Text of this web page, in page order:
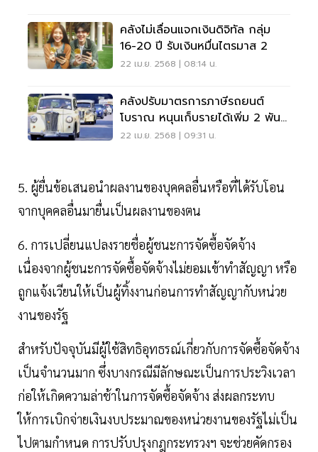
คลังไม่เลื่อนแจกเงินดิจิทัล กลุ่ม
16-20 ปี รับเงินหมื่นไตรมาส 2
22 เม.ย. 2568 | 08:14 น.
คลังปรับมาตรการภาษีรถยนต์
โบราณ หนุนเก็บรายได้เพิ่ม 2 พัน
ล้าน
22 เม.ย. 2568 | 09:31 น.
5. ผู้ยื่นข้อเสนอนำผลงานของบุคคลอื่นหรือที่ได้รับโอน
จากบุคคลอื่นมายื่นเป็นผลงานของตน
6. การเปลี่ยนแปลงรายชื่อผู้ชนะการจัดซื้อจัดจ้าง
เนื่องจากผู้ชนะการจัดซื้อจัดจ้างไม่ยอมเข้าทำสัญญา หรือ
ถูกแจ้งเวียนให้เป็นผู้ทิ้งงานก่อนการทำสัญญากับหน่วย
งานของรัฐ
สำหรับปัจจุบันมีผู้ใช้สิทธิอุทธรณ์เกี่ยวกับการจัดซื้อจัดจ้าง
เป็นจำนวนมาก ซึ่งบางกรณีมีลักษณะเป็นการประวิงเวลา
ก่อให้เกิดความล่าช้าในการจัดซื้อจัดจ้าง ส่งผลกระทบ
ให้การเบิกจ่ายเงินงบประมาณของหน่วยงานของรัฐไม่เป็น
ไปตามกำหนด การปรับปรุงกฎกระทรวงฯ จะช่วยคัดกรอง